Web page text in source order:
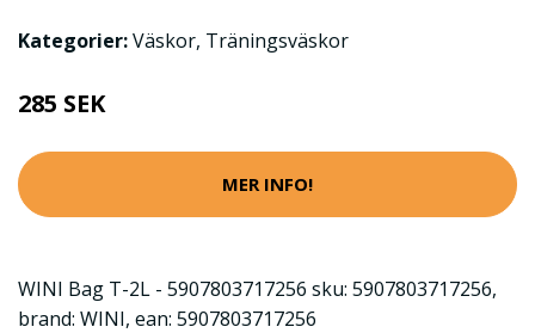
Kategorier:Väskor, Träningsväskor
285 SEK
MER INFO!
WINI Bag T-2L - 5907803717256 sku: 5907803717256,
brand: WINI, ean: 5907803717256